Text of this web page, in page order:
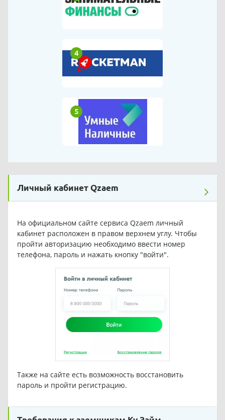
4
5
Личный кабинет Qzaem
На официальном сайте сервиса Qzaem личный
кабинет расположен в правом верхнем углу. Чтобы
пройти авторизацию необходимо ввести номер
телефона, пароль и нажать кнопку "войти".
Также на сайте есть возможность восстановить
пароль и пройти регистрацию.